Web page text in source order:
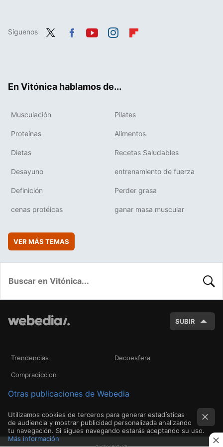
Síguenos
En Vitónica hablamos de...
Musculación Pilates
Proteínas Alimentos
Dietas Recetas Saludables
Desayuno entrenamiento de fuerza
Definición Perder grasa
cenas protéicas ganar masa muscular
VER MÁS TEMAS
SUBIR
Trendencias Decoesfera
Compradiccion
Otras publicaciones de Webedia
Utilizamos cookies de terceros para generar estadísticas
de audiencia y mostrar publicidad personalizada analizando
tu navegación. Si sigues navegando estarás aceptando su uso.
Más información